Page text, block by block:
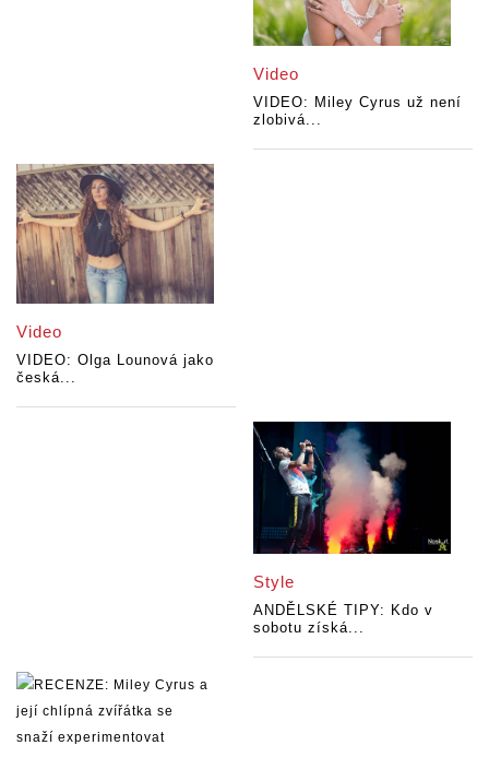
Video
VIDEO: Miley Cyrus už není
zlobivá...
Video
VIDEO: Olga Lounová jako
česká...
Style
ANDĚLSKÉ TIPY: Kdo v
sobotu získá...